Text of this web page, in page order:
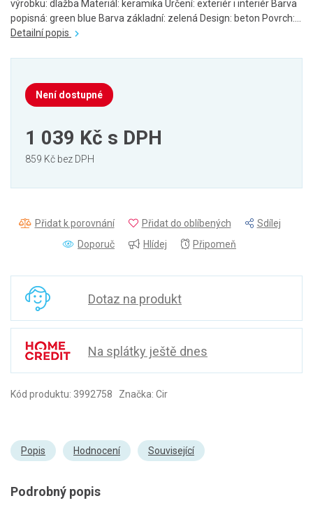
výrobku: dlažba Materiál: keramika Určení: exteriér i interiér Barva
popisná: green blue Barva základní: zelená Design: beton Povrch:...
Detailní popis
Není dostupné
1 039 Kč s DPH
859 Kč bez DPH
Přidat k porovnání Přidat do oblíbených
Sdílej
Doporuč
Hlídej Připomeň
Dotaz na produkt
Na splátky ještě dnes
Kód produktu: 3992758 Značka: Cir
Popis Hodnocení Související
Podrobný popis